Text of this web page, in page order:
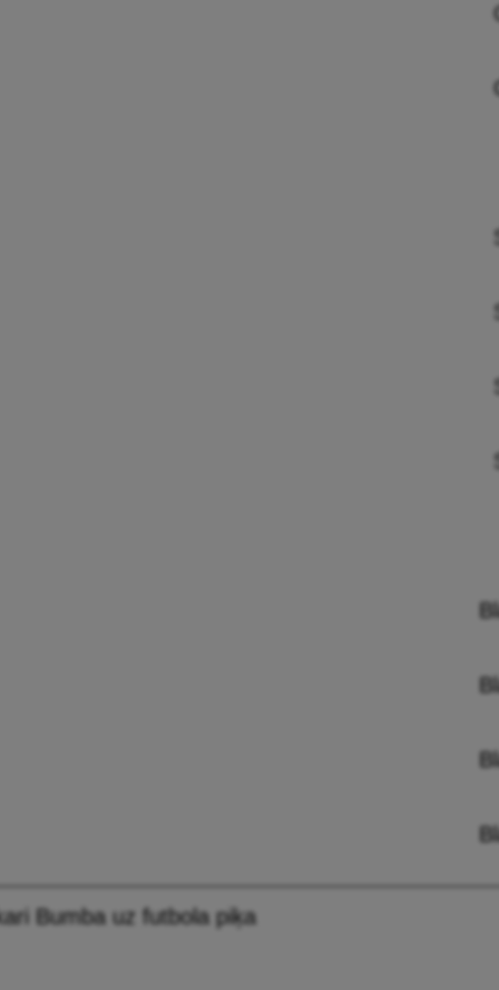
Bumba uz futbola piķa